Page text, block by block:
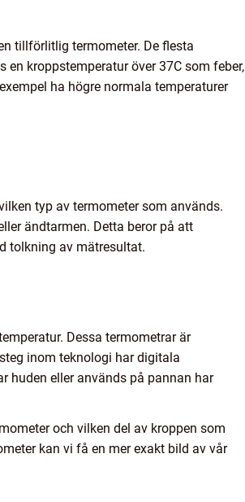
tillförlitlig termometer. De flesta
kroppstemperatur över 37C som feber,
ha högre normala temperaturer
typ av termometer som används.
ändtarmen. Detta beror på att
tolkning av mätresultat.
Dessa termometrar är
inom teknologi har digitala
huden eller används på pannan har
och vilken del av kroppen som
kan vi få en mer exakt bild av vår